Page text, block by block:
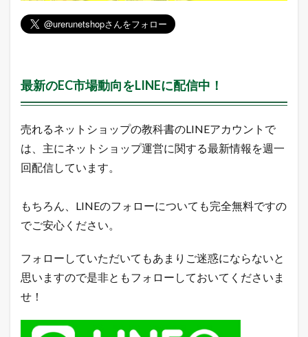
最新のEC市場動向をLINEに配信中！
売れるネットショップの教科書のLINEアカウントで
は、主にネットショップ運営に関する最新情報を週一
回配信しています。
もちろん、LINEのフォローについても完全無料ですの
でご安心ください。
フォローしていただいてもあまりご迷惑にならないと
思いますので是非ともフォローしておいてくださいま
せ！